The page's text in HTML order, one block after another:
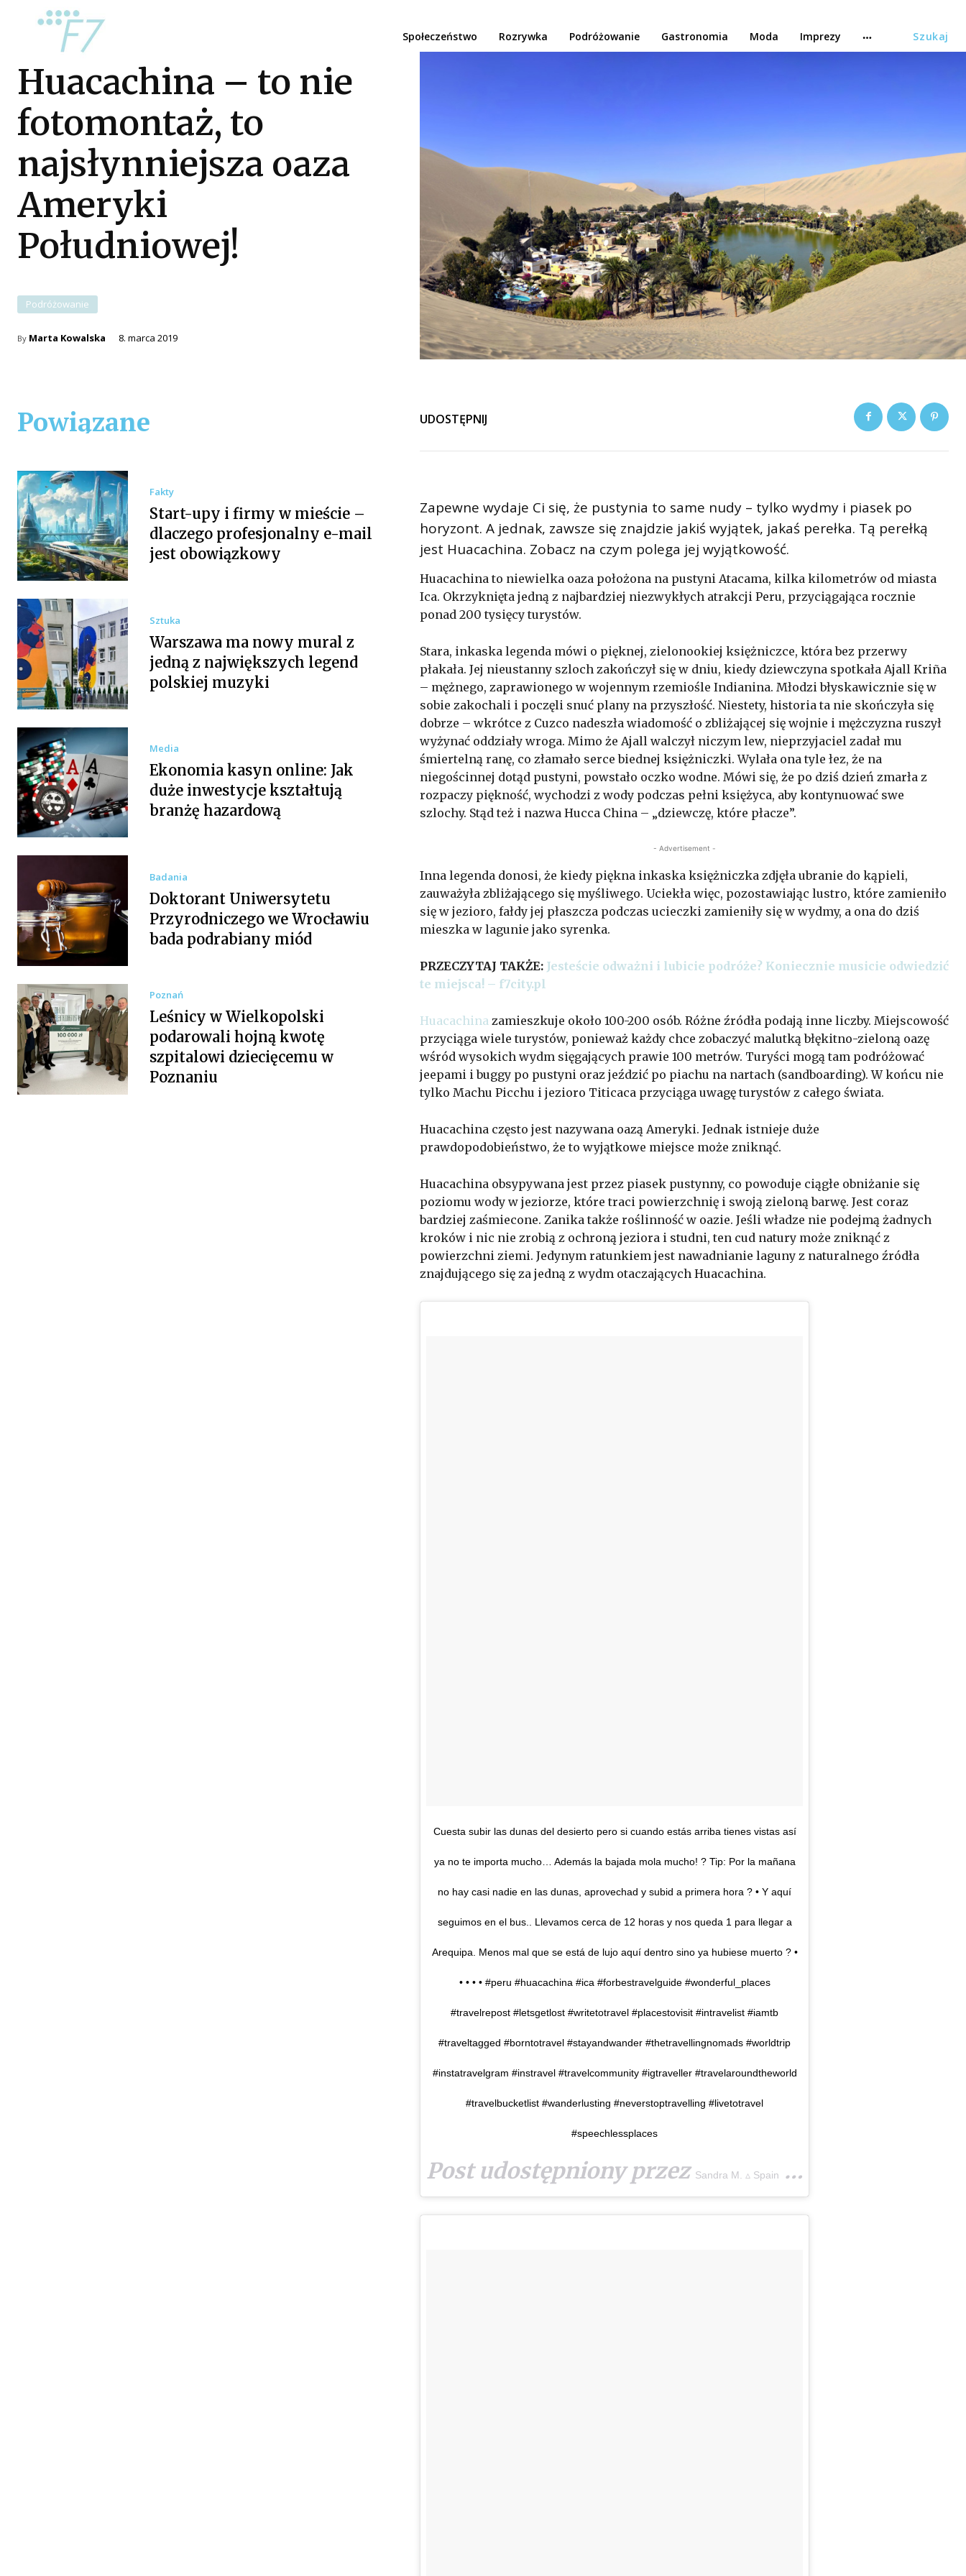
Szukaj
Społeczeństwo Rozrywka Podróżowanie Gastronomia Moda Imprezy
Huacachina – to nie
fotomontaż, to
najsłynniejsza oaza
Ameryki
Południowej!
Podróżowanie
By Marta Kowalska 8. marca 2019
Powiązane
Fakty
Start-upy i firmy w mieście –
dlaczego profesjonalny e-mail
jest obowiązkowy
Sztuka
Warszawa ma nowy mural z
jedną z największych legend
polskiej muzyki
Media
Ekonomia kasyn online: Jak
duże inwestycje kształtują
branżę hazardową
Badania
Doktorant Uniwersytetu
Przyrodniczego we Wrocławiu
bada podrabiany miód
Poznań
Leśnicy w Wielkopolski
podarowali hojną kwotę
szpitalowi dziecięcemu w
Poznaniu
UDOSTĘPNIJ
Zapewne wydaje Ci się, że pustynia to same nudy – tylko wydmy i piasek po
horyzont. A jednak, zawsze się znajdzie jakiś wyjątek, jakaś perełka. Tą perełką
jest Huacachina. Zobacz na czym polega jej wyjątkowość.
Huacachina to niewielka oaza położona na pustyni Atacama, kilka kilometrów od miasta
Ica. Okrzyknięta jedną z najbardziej niezwykłych atrakcji Peru, przyciągająca rocznie
ponad 200 tysięcy turystów.
Stara, inkaska legenda mówi o pięknej, zielonookiej księżniczce, która bez przerwy
płakała. Jej nieustanny szloch zakończył się w dniu, kiedy dziewczyna spotkała Ajall Kriña
– mężnego, zaprawionego w wojennym rzemiośle Indianina. Młodzi błyskawicznie się w
sobie zakochali i poczęli snuć plany na przyszłość. Niestety, historia ta nie skończyła się
dobrze – wkrótce z Cuzco nadeszła wiadomość o zbliżającej się wojnie i mężczyzna ruszył
wyżynać oddziały wroga. Mimo że Ajall walczył niczym lew, nieprzyjaciel zadał mu
śmiertelną ranę, co złamało serce biednej księżniczki. Wylała ona tyle łez, że na
niegościnnej dotąd pustyni, powstało oczko wodne. Mówi się, że po dziś dzień zmarła z
rozpaczy piękność, wychodzi z wody podczas pełni księżyca, aby kontynuować swe
szlochy. Stąd też i nazwa Hucca China – „dziewczę, które płacze”.
- Advertisement -
Inna legenda donosi, że kiedy piękna inkaska księżniczka zdjęła ubranie do kąpieli,
zauważyła zbliżającego się myśliwego. Uciekła więc, pozostawiając lustro, które zamieniło
się w jezioro, fałdy jej płaszcza podczas ucieczki zamieniły się w wydmy, a ona do dziś
mieszka w lagunie jako syrenka.
PRZECZYTAJ TAKŻE: Jesteście odważni i lubicie podróże? Koniecznie musicie odwiedzić
te miejsca! – f7city.pl
Huacachina zamieszkuje około 100-200 osób. Różne źródła podają inne liczby. Miejscowość
przyciąga wiele turystów, ponieważ każdy chce zobaczyć malutką błękitno-zieloną oazę
wśród wysokich wydm sięgających prawie 100 metrów. Turyści mogą tam podróżować
jeepami i buggy po pustyni oraz jeździć po piachu na nartach (sandboarding). W końcu nie
tylko Machu Picchu i jezioro Titicaca przyciąga uwagę turystów z całego świata.
Huacachina często jest nazywana oazą Ameryki. Jednak istnieje duże
prawdopodobieństwo, że to wyjątkowe miejsce może zniknąć.
Huacachina obsypywana jest przez piasek pustynny, co powoduje ciągłe obniżanie się
poziomu wody w jeziorze, które traci powierzchnię i swoją zieloną barwę. Jest coraz
bardziej zaśmiecone. Zanika także roślinność w oazie. Jeśli władze nie podejmą żadnych
kroków i nic nie zrobią z ochroną jeziora i studni, ten cud natury może zniknąć z
powierzchni ziemi. Jedynym ratunkiem jest nawadnianie laguny z naturalnego źródła
znajdującego się za jedną z wydm otaczających Huacachina.
Cuesta subir las dunas del desierto pero si cuando estás arriba tienes vistas así
ya no te importa mucho… Además la bajada mola mucho! ? Tip: Por la mañana
no hay casi nadie en las dunas, aprovechad y subid a primera hora ? • Y aquí
seguimos en el bus.. Llevamos cerca de 12 horas y nos queda 1 para llegar a
Arequipa. Menos mal que se está de lujo aquí dentro sino ya hubiese muerto ? •
• • • • #peru #huacachina #ica #forbestravelguide #wonderful_places
#travelrepost #letsgetlost #writetotravel #placestovisit #intravelist #iamtb
#traveltagged #borntotravel #stayandwander #thetravellingnomads #worldtrip
#instatravelgram #instravel #travelcommunity #igtraveller #travelaroundtheworld
#travelbucketlist #wanderlusting #neverstoptravelling #livetotravel
#speechlessplaces
Post udostępniony przez Sandra M. ▵ Spain